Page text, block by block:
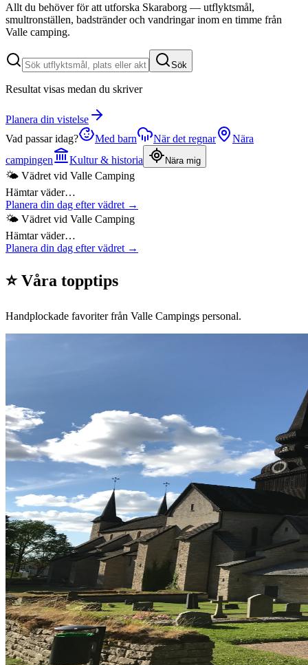
Allt du behöver för att utforska Skaraborg — utflyktsmål,
smultronställen, badstränder och vandringar inom en timme från
Valle camping.
Sök
Resultat visas medan du skriver
Planera din vistelse
Vad passar idag?
Med barn När det regnar
Nära
campingen
Kultur & historia Nära mig
🌤 Vädret vid Valle Camping
Hämtar väder…
Planera din dag efter vädret →
🌤 Vädret vid Valle Camping
Hämtar väder…
Planera din dag efter vädret →
⭐ Våra topptips
Handplockade favoriter från Valle Campings personal.